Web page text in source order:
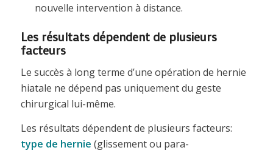
nouvelle intervention à distance.
Les résultats dépendent de plusieurs
facteurs
Le succès à long terme d’une opération de hernie
hiatale ne dépend pas uniquement du geste
chirurgical lui-même.
Les résultats dépendent de plusieurs facteurs:
type de hernie (glissement ou para-